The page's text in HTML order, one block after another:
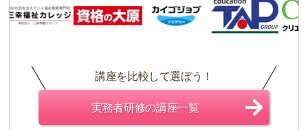
講座を比較して選ぼう！
実務者研修の講座一覧